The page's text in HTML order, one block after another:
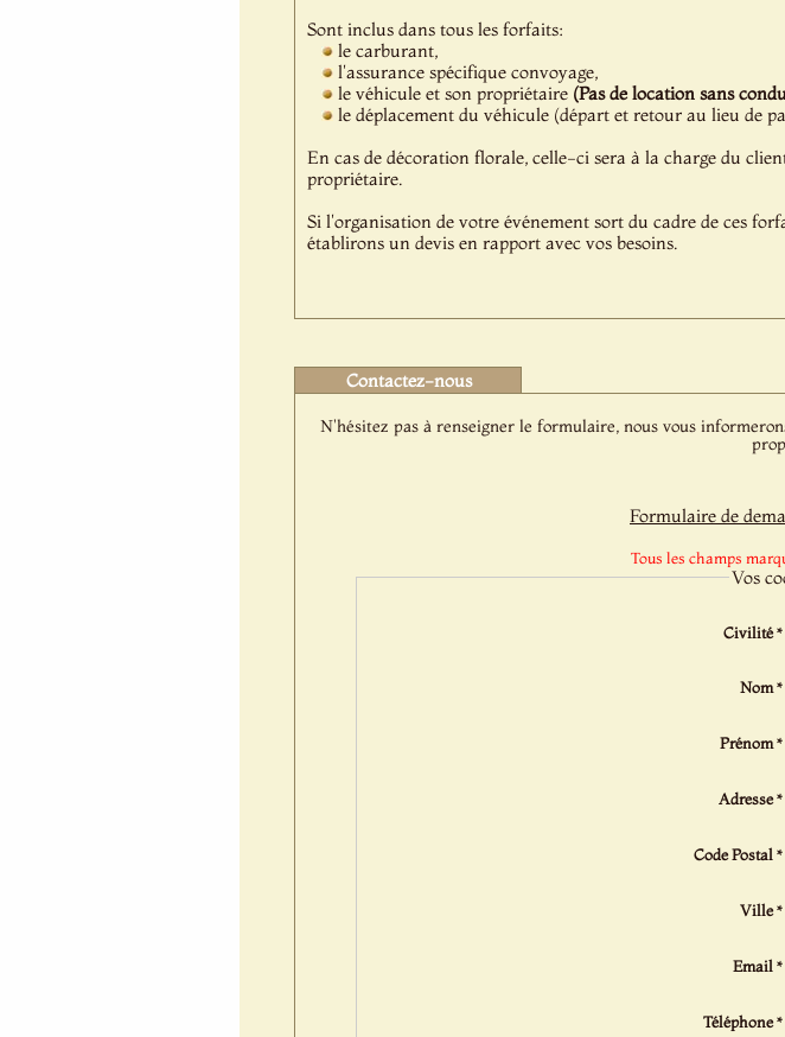
Sont inclus dans tous les forfaits:
le carburant,
l'assurance spécifique convoyage,
le véhicule et son propriétaire (Pas de location sans
le déplacement du véhicule (départ et retour au lieu de
En cas de décoration florale, celle-ci sera à la charge du
propriétaire.
Si l'organisation de votre événement sort du cadre de ces
établirons un devis en rapport avec vos besoins.
Contactez-nous
N'hésitez pas à renseigner le formulaire, nous vous
Formulaire de
Tous les champs
Vos
Civilité *
Nom *
Prénom *
Adresse *
Code Postal *
Ville *
Email *
Téléphone *